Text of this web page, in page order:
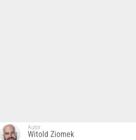
Autor:
Witold Ziomek